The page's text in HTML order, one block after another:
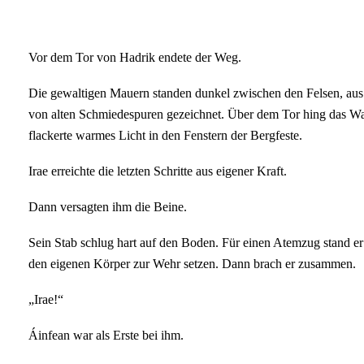
Vor dem Tor von Hadrik endete der Weg.
Die gewaltigen Mauern standen dunkel zwischen den Felsen,
von alten Schmiedespuren gezeichnet. Über dem Tor hing das
flackerte warmes Licht in den Fenstern der Bergfeste.
Irae erreichte die letzten Schritte aus eigener Kraft.
Dann versagten ihm die Beine.
Sein Stab schlug hart auf den Boden. Für einen Atemzug stand
den eigenen Körper zur Wehr setzen. Dann brach er zusammen.
„Irae!“
Áinfean war als Erste bei ihm.